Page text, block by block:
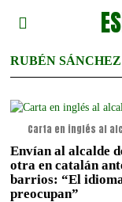
RUBÉN SÁNCHEZ
Carta en inglés al
Envían al alcalde
otra en catalán
barrios: “El
preocupan”